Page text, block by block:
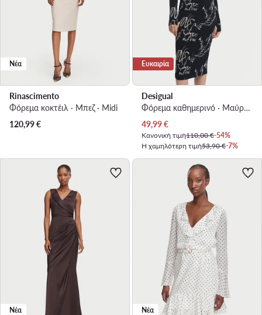
Νέα
Rinascimento
Φόρεμα κοκτέιλ · Μπεζ · Midi
120,99€
Ευκαιρία
Desigual
Φόρεμα καθημερινό · Μαύρο · Midi
Τρέχουσα τιμή
49,99€
Κανονική τιμή110,00 €-54%
Η χαμηλότερη τιμή53,90 €-7%
Νέα Νέα